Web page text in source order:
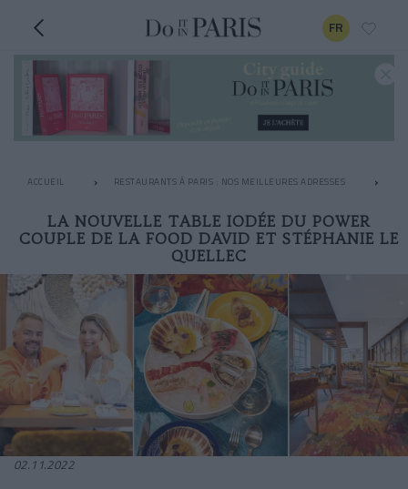
FR
ACCUEIL RESTAURANTS À PARIS : NOS MEILLEURES ADRESSES
LA NOUVELLE TABLE IODÉE DU POWER
COUPLE DE LA FOOD DAVID ET STÉPHANIE LE
QUELLEC
02.11.2022